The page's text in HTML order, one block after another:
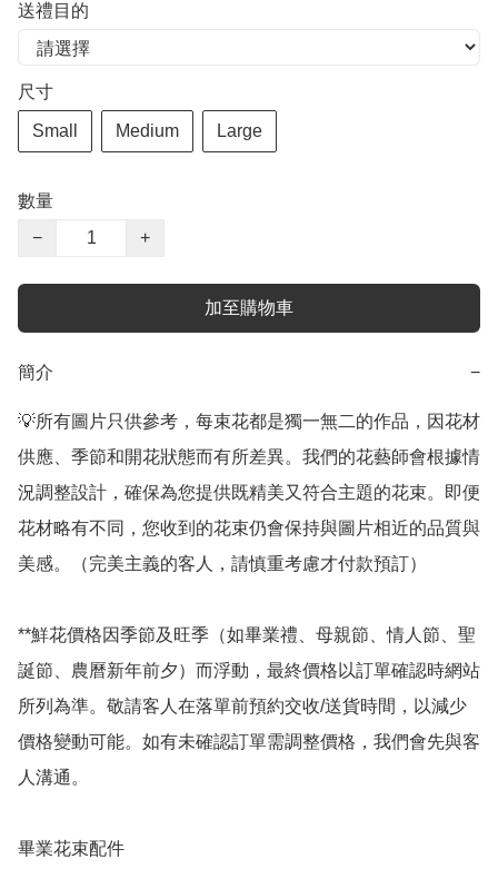
送禮目的
尺寸
Small Medium Large
數量
−
+
加至購物車
簡介 −
💡所有圖片只供參考，每束花都是獨一無二的作品，因花材
供應、季節和開花狀態而有所差異。我們的花藝師會根據情
況調整設計，確保為您提供既精美又符合主題的花束。即便
花材略有不同，您收到的花束仍會保持與圖片相近的品質與
美感。（完美主義的客人，請慎重考慮才付款預訂）
**鮮花價格因季節及旺季（如畢業禮、母親節、情人節、聖
誕節、農曆新年前夕）而浮動，最終價格以訂單確認時網站
所列為準。敬請客人在落單前預約交收/送貨時間，以減少
價格變動可能。如有未確認訂單需調整價格，我們會先與客
人溝通。
畢業花束配件